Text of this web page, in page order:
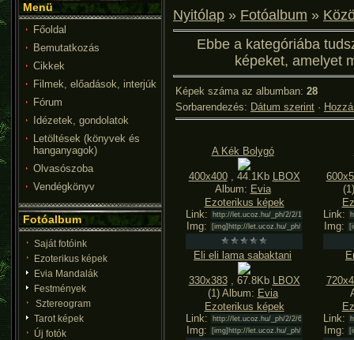
Menü
Főoldal
Bemutatkozás
Cikkek
Filmek, előadások, interjúk
Fórum
Idézetek, gondolatok
Letöltések (könyvek és
hanganyagok)
Olvasószoba
Vendégkönyv
Fotóalbum
Saját fotóink
Ezoterikus képek
Evia Mandalák
Festmények
Sztereogram
Tarot képek
Új fotók
Nyitólap » Fotóalbum »
Ebbe a kategóriába
képeket, amelyet
Képek száma az albumban: 28
Sorbarendezés: Dátum szerint ·
A Kék Bolygó
400x400, 44.1Kb LBOX
Album: Evia
Ezoterikus képek
Link:
Img:
Link:
Img:
Eli eli lama sabaktani
330x383, 67.8Kb LBOX
(1) Album: Evia
Ezoterikus képek
Link:
Img:
Link:
Img: